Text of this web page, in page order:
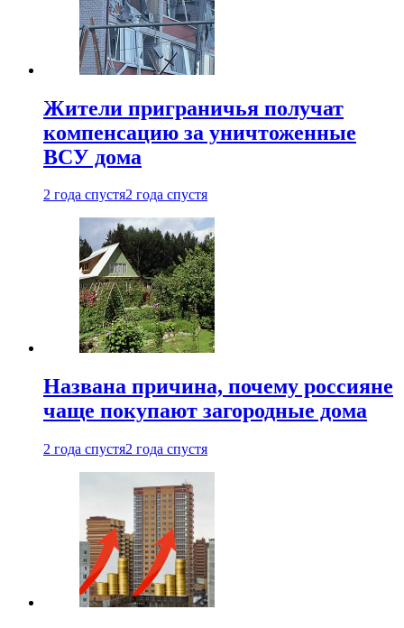
Жители приграничья получат
компенсацию за уничтоженные
ВСУ дома
2 года спустя2 года спустя
Названа причина, почему россияне
чаще покупают загородные дома
2 года спустя2 года спустя